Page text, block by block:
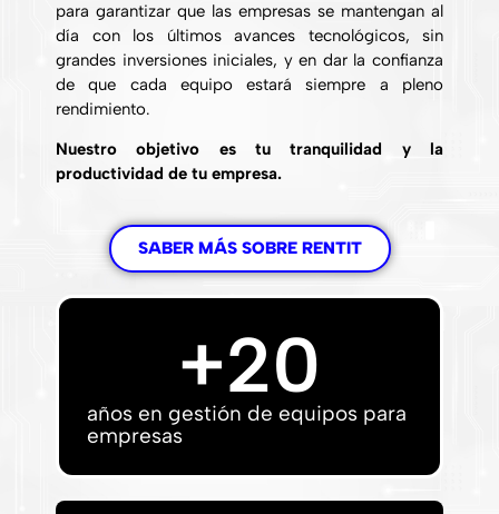
para garantizar que las empresas se mantengan al
día con los últimos avances tecnológicos, sin
grandes inversiones iniciales, y en dar la confianza
de que cada equipo estará siempre a pleno
rendimiento.
Nuestro objetivo es tu tranquilidad y la
productividad de tu empresa.
SABER MÁS SOBRE RENTIT
años en gestión de equipos para
empresas
+20